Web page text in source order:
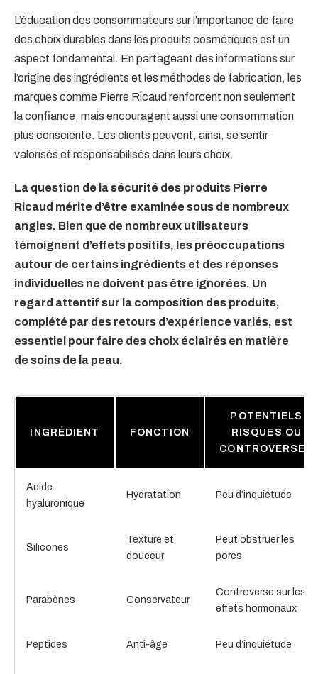
L’éducation des consommateurs sur l’importance de faire
des choix durables dans les produits cosmétiques est un
aspect fondamental. En partageant des informations sur
l’origine des ingrédients et les méthodes de fabrication, les
marques comme Pierre Ricaud renforcent non seulement
la confiance, mais encouragent aussi une consommation
plus consciente. Les clients peuvent, ainsi, se sentir
valorisés et responsabilisés dans leurs choix.
La question de la sécurité des produits Pierre
Ricaud mérite d’être examinée sous de nombreux
angles. Bien que de nombreux utilisateurs
témoignent d’effets positifs, les préoccupations
autour de certains ingrédients et des réponses
individuelles ne doivent pas être ignorées. Un
regard attentif sur la composition des produits,
complété par des retours d’expérience variés, est
essentiel pour faire des choix éclairés en matière
de soins de la peau.
INGRÉDIENT FONCTION
POTENTIELS
RISQUES OU
CONTROVERSES
Acide
hyaluronique
Hydratation Peu d’inquiétude
Silicones
Texture et
douceur
Peut obstruer les
pores
Parabènes Conservateur
Controverse sur les
effets hormonaux
Peptides Anti-âge Peu d’inquiétude